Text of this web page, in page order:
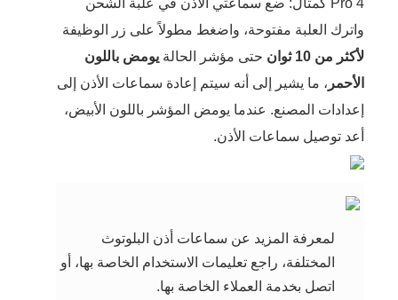
Pro 4 كمثال: ضع سماعتي الأذن في علبة الشحن
واترك العلبة مفتوحة، واضغط مطولاً على زر الوظيفة
لأكثر من 10 ثوان
حتى مؤشر الحالةيومض باللون
الأحمر ، ما يشير إلى أنه سيتم إعادة سماعات الأذن إلى
إعدادات المصنع. عندما يومض المؤشر باللون الأبيض،
أعد توصيل سماعات الأذن.
لمعرفة المزيد عن سماعات أذن البلوتوث
المختلفة، راجع تعليمات الاستخدام الخاصة بها، أو
اتصل بخدمة العملاء الخاصة بها.